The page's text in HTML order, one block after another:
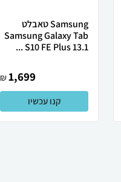
Samsung טאבלט
Samsung Galaxy Tab
S10 FE Plus 13.1 ...
1,699
₪
קנו עכשיו